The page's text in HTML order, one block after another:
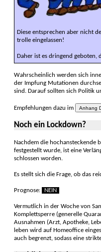
Diese entsprechen aber nicht
trolle eingelassen!
Daher ist es drin­gend geboten,
Wahrscheinlich werden sich
der Impfung Muta­tionen
sind. Darauf sollten sich Politik
Empfehlungen dazu im Anhang
Noch ein Lockdown?
Nachdem die hoch­ansteckende
fest­gestellt wurde, ist eine
schlossen worden.
Es stellt sich die Frage, ob das
Prognose: NEIN
Vermutlich in der Woche von
Komplett­sperre (generelle
Aus­nahmen (Arzt, Apo­theke,
leben wird auf Home­office
auch be­grenzt, sodass eine